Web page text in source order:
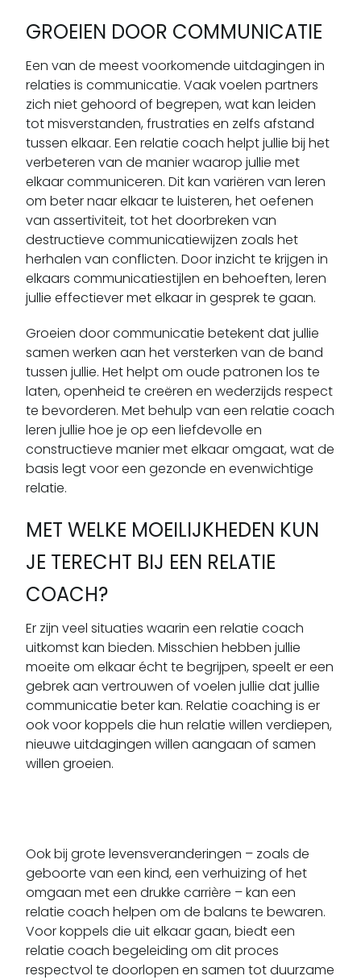
GROEIEN DOOR COMMUNICATIE
Een van de meest voorkomende uitdagingen in
relaties is communicatie. Vaak voelen partners
zich niet gehoord of begrepen, wat kan leiden
tot misverstanden, frustraties en zelfs afstand
tussen elkaar. Een relatie coach helpt jullie bij het
verbeteren van de manier waarop jullie met
elkaar communiceren. Dit kan variëren van leren
om beter naar elkaar te luisteren, het oefenen
van assertiviteit, tot het doorbreken van
destructieve communicatiewijzen zoals het
herhalen van conflicten. Door inzicht te krijgen in
elkaars communicatiestijlen en behoeften, leren
jullie effectiever met elkaar in gesprek te gaan.
Groeien door communicatie betekent dat jullie
samen werken aan het versterken van de band
tussen jullie. Het helpt om oude patronen los te
laten, openheid te creëren en wederzijds respect
te bevorderen. Met behulp van een relatie coach
leren jullie hoe je op een liefdevolle en
constructieve manier met elkaar omgaat, wat de
basis legt voor een gezonde en evenwichtige
relatie.
MET WELKE MOEILIJKHEDEN KUN
JE TERECHT BIJ EEN RELATIE
COACH?
Er zijn veel situaties waarin een relatie coach
uitkomst kan bieden. Misschien hebben jullie
moeite om elkaar écht te begrijpen, speelt er een
gebrek aan vertrouwen of voelen jullie dat jullie
communicatie beter kan. Relatie coaching is er
ook voor koppels die hun relatie willen verdiepen,
nieuwe uitdagingen willen aangaan of samen
willen groeien.
Ook bij grote levensveranderingen – zoals de
geboorte van een kind, een verhuizing of het
omgaan met een drukke carrière – kan een
relatie coach helpen om de balans te bewaren.
Voor koppels die uit elkaar gaan, biedt een
relatie coach begeleiding om dit proces
respectvol te doorlopen en samen tot duurzame